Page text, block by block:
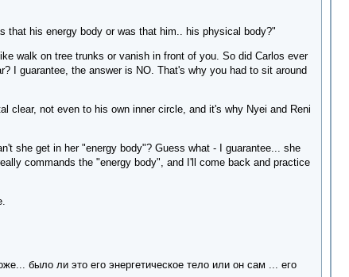
that his energy body or was that him.. his physical body?"
walk on tree trunks or vanish in front of you. So did Carlos ever
I guarantee, the answer is NO. That's why you had to sit around
clear, not even to his own inner circle, and it's why Nyei and Reni
she get in her "energy body"? Guess what - I guarantee... she
commands the "energy body", and I'll come back and practice
было ли это его энергетическое тело или он сам ... его